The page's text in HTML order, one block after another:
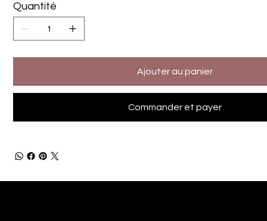
Quantité
Ajouter au panier
Commander et payer